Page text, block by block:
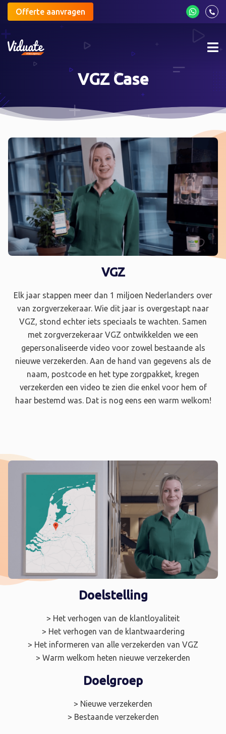
Offerte aanvragen
VGZ Case
VGZ
Elk jaar stappen meer dan 1 miljoen Nederlanders over
van zorgverzekeraar. Wie dit jaar is overgestapt naar
VGZ, stond echter iets speciaals te wachten. Samen
met zorgverzekeraar VGZ ontwikkelden we een
gepersonaliseerde video voor zowel bestaande als
nieuwe verzekerden. Aan de hand van gegevens als de
naam, postcode en het type zorgpakket, kregen
verzekerden een video te zien die enkel voor hem of
haar bestemd was. Dat is nog eens een warm welkom!
Doelstelling
> Het verhogen van de klantloyaliteit
> Het verhogen van de klantwaardering
> Het informeren van alle verzekerden van VGZ
> Warm welkom heten nieuwe verzekerden
Doelgroep
> Nieuwe verzekerden
> Bestaande verzekerden